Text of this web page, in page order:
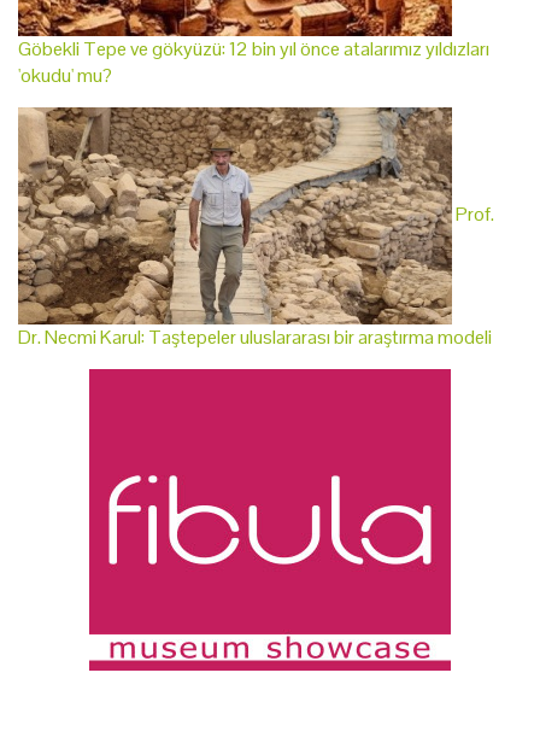
Göbekli Tepe ve gökyüzü: 12 bin yıl önce atalarımız yıldızları
'okudu' mu?
Prof.
Dr. Necmi Karul: Taştepeler uluslararası bir araştırma modeli